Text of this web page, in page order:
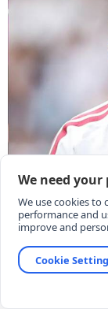
İsmail Kartal
şampiyonluğa
Endrick'i
08/08/2026 13:46